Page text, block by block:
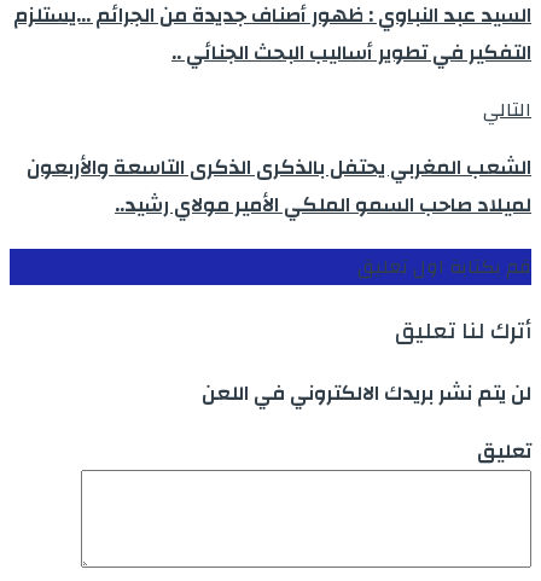
السيد عبد النباوي : ظهور أصناف جديدة من الجرائم …يستلزم
التفكير في تطوير أساليب البحث الجنائي ..
التالي
الشعب المغربي يحتفل بالذكرى الذكرى التاسعة والأربعون
لميلاد صاحب السمو الملكي الأمير مولاي رشيد..
قم بكتابة اول تعليق
أترك لنا تعليق
لن يتم نشر بريدك الالكتروني في اللعن
تعليق